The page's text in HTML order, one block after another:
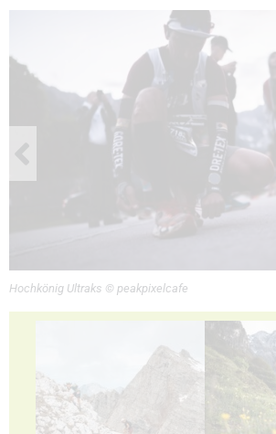
Hochkönig Ultraks © peakpixelcafe